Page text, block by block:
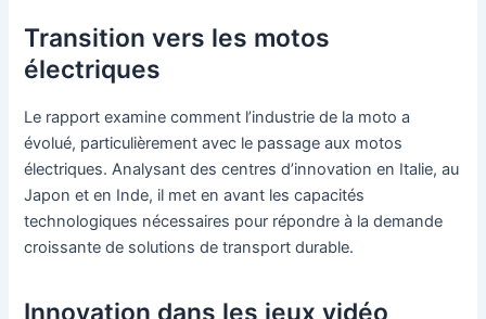
Transition vers les motos
électriques
Le rapport examine comment l’industrie de la moto a
évolué, particulièrement avec le passage aux motos
électriques. Analysant des centres d’innovation en Italie, au
Japon et en Inde, il met en avant les capacités
technologiques nécessaires pour répondre à la demande
croissante de solutions de transport durable.
Innovation dans les jeux vidéo